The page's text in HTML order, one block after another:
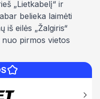
„Lietkabelį“ ir
belieka laimėti
iš eilės „Žalgiris“
nuo pirmos vietos